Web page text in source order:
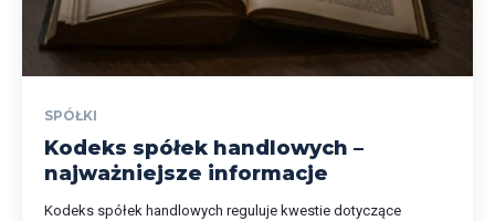
SPÓŁKI
Kodeks spółek handlowych –
najważniejsze informacje
Kodeks spółek handlowych reguluje kwestie dotyczące